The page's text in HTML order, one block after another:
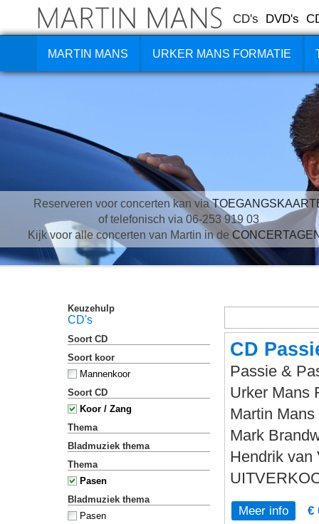
CD's DVD's
MARTIN MANS URKER MANS FORMATIE
Reserveren voor concerten kan via
of telefonisch via 06-253 919 03
Kijk voor alle concerten van Martin in de
Keuzehulp
CD's
Soort CD
Soort koor
Mannenkoor
Soort CD
Koor / Zang
Thema
Bladmuziek thema
Thema
Pasen
Bladmuziek thema
Pasen
CD
Passie &
Urker Mans
Martin
Mark
Hendrik van
Meer info €